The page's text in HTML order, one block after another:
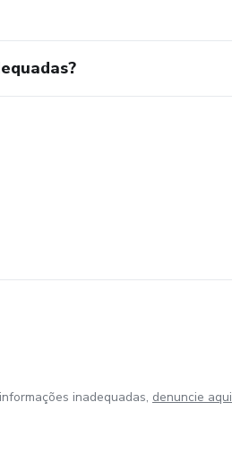
inadequadas, denuncie aqui